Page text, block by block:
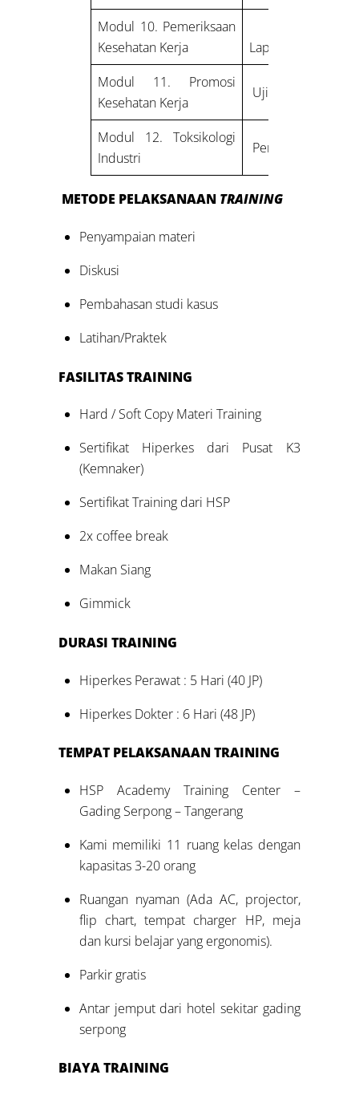
Modul 10. Pemeriksaan
Kesehatan Kerja
Lapangan
Modul 11. Promosi
Kesehatan Kerja
Ujian
Modul 12. Toksikologi
Industri
Pembuatan
METODE PELAKSANAAN TRAINING
Penyampaian materi
Diskusi
Pembahasan studi kasus
Latihan/Praktek
FASILITASTRAINING
Hard / Soft Copy Materi Training
Sertifikat Hiperkes dari Pusat K3
(Kemnaker)
Sertifikat Training dari HSP
2x coffee break
Makan Siang
Gimmick
DURASI TRAINING
Hiperkes Perawat : 5 Hari (40 JP)
Hiperkes Dokter : 6 Hari (48 JP)
TEMPAT PELAKSANAAN TRAINING
HSP Academy Training Center –
Gading Serpong – Tangerang
Kami memiliki 11 ruang kelas dengan
kapasitas 3-20 orang
Ruangan nyaman (Ada AC, projector,
flip chart, tempat charger HP, meja
dan kursi belajar yang ergonomis).
Parkir gratis
Antar jemput dari hotel sekitar gading
serpong
BIAYA TRAINING